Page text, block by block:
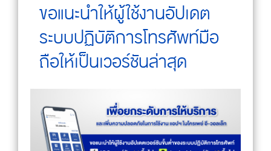
ขอแนะนำให้ผู้ใช้งานอัปเดต
ระบบปฏิบัติการโทรศัพท์มือ
ถือให้เป็นเวอร์ชันล่าสุด